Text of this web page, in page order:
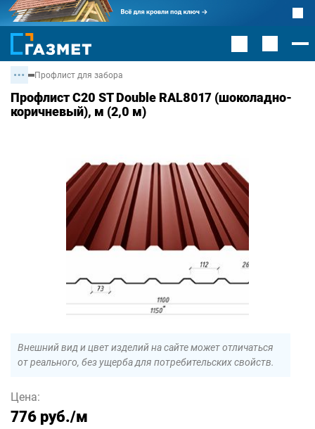
Профлист для забора
Профлист С20 ST Double RAL8017 (шоколадно-
коричневый), м (2,0 м)
Внешний вид и цвет изделий на сайте может отличаться
от реального, без ущерба для потребительских свойств.
Цена:
776 руб./м